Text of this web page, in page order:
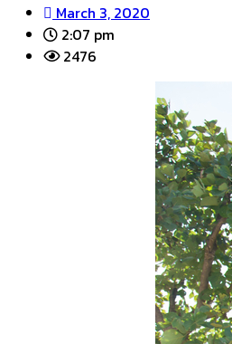
March 3, 2020
2:07 pm
2476